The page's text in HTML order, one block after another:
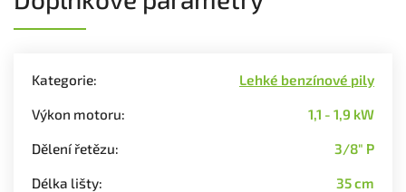
Kategorie: Lehké benzínové pily
Výkon motoru: 1,1 - 1,9 kW
Dělení řetězu: 3/8" P
Délka lišty: 35 cm